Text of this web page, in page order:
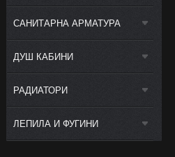
САНИТАРНА АРМАТУРА
ДУШ КАБИНИ
РАДИАТОРИ
ЛЕПИЛА И ФУГИНИ